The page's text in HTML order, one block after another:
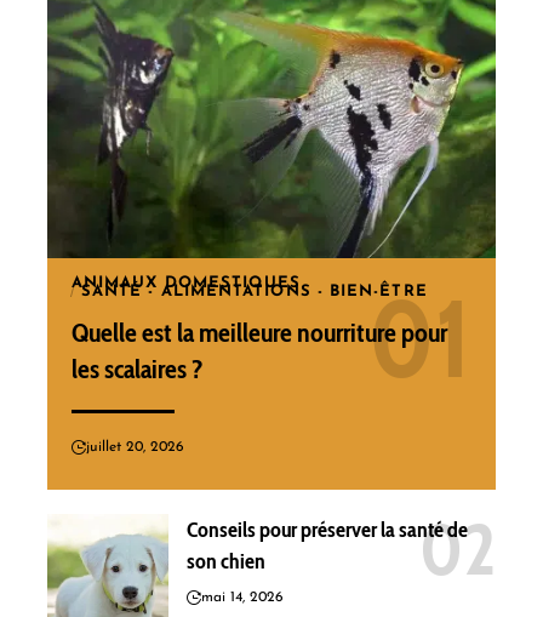
ANIMAUX DOMESTIQUES
SANTÉ - ALIMENTATIONS - BIEN-ÊTRE
Quelle est la meilleure nourriture pour
les scalaires ?
juillet 20, 2026
Conseils pour préserver la santé de
son chien
mai 14, 2026